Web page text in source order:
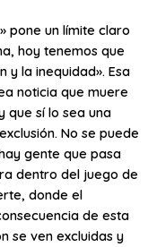
pone un límite claro
hoy tenemos que
y la inequidad». Esa
noticia que muere
que sí lo sea una
No se puede
gente que pasa
dentro del juego de
donde el
de esta
se ven excluidas y